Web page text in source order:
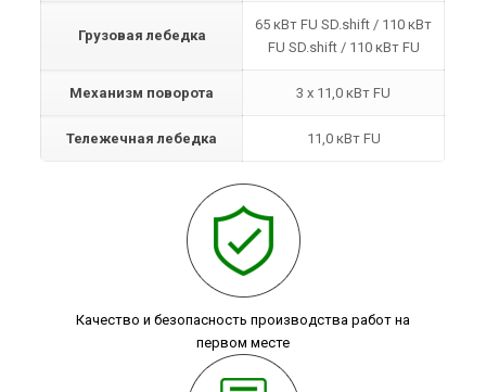
Грузовая лебедка
65 кВт FU SD.shift / 110 кВт
FU SD.shift / 110 кВт FU
Механизм поворота 3 x 11,0 кВт FU
Тележечная лебедка 11,0 кВт FU
Качество и безопасность производства работ на
первом месте